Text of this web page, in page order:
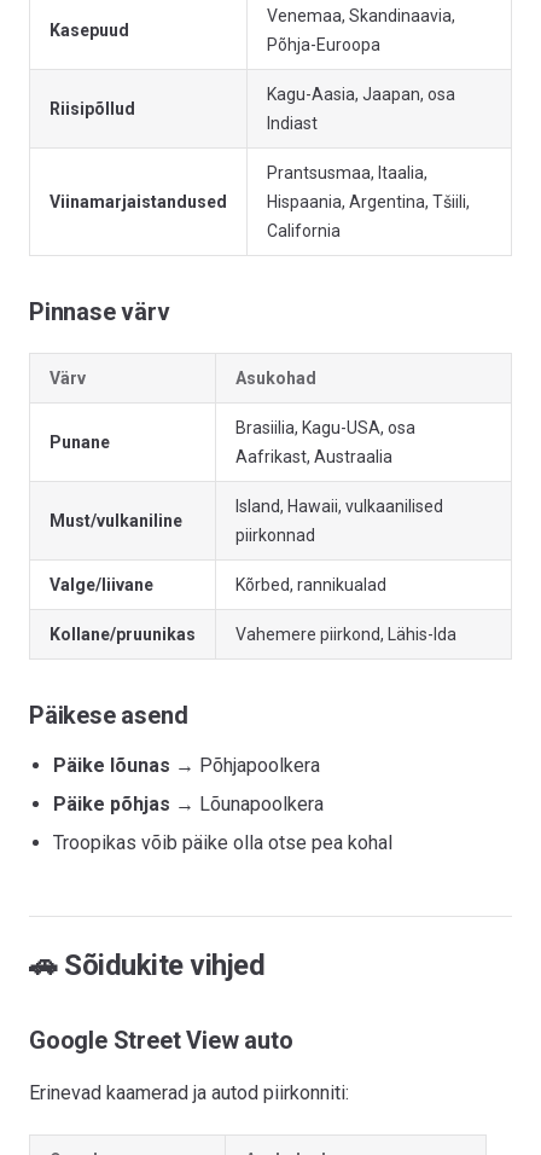
Kasepuud
Venemaa, Skandinaavia,
Põhja-Euroopa
Riisipõllud
Kagu-Aasia, Jaapan, osa
Indiast
Viinamarjaistandused
Prantsusmaa, Itaalia,
Hispaania, Argentina, Tšiili,
California
Pinnase värv
Värv Asukohad
Punane
Brasiilia, Kagu-USA, osa
Aafrikast, Austraalia
Must/vulkaniline
Island, Hawaii, vulkaanilised
piirkonnad
Valge/liivane Kõrbed, rannikualad
Kollane/pruunikas Vahemere piirkond, Lähis-Ida
Päikese asend
Päike lõunas → Põhjapoolkera
Päike põhjas → Lõunapoolkera
Troopikas võib päike olla otse pea kohal
🚗 Sõidukite vihjed
Google Street View auto
Erinevad kaamerad ja autod piirkonniti: